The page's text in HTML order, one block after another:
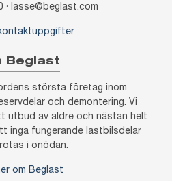
· lasse@beglast.com
Beglast
största företag inom
och demontering. Vi
utbud av äldre och nästan helt
inga fungerande lastbilsdelar
i onödan.
om Beglast